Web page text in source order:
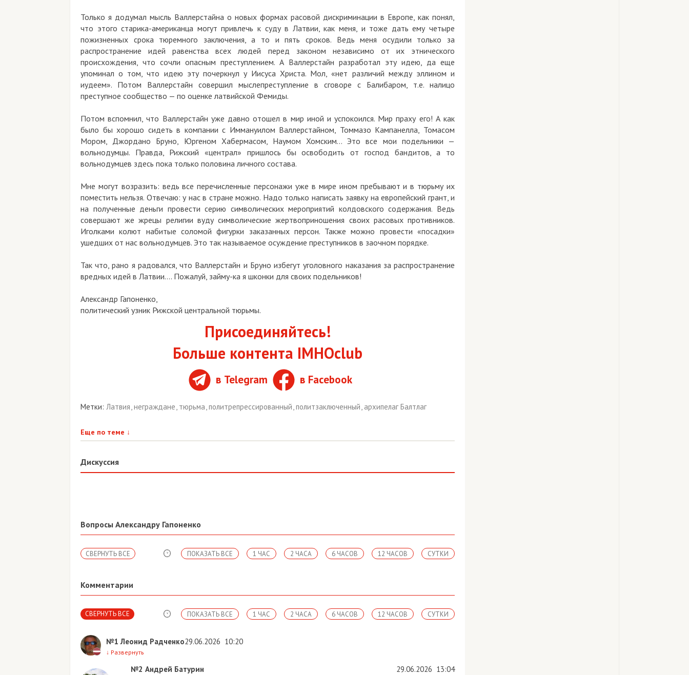
Только я додумал мысль Валлерстайна о новых формах расовой дискриминации в Европе, как понял,
что этого старика-американца могут привлечь к суду в Латвии, как меня, и тоже дать ему четыре
пожизненных срока тюремного заключения, а то и пять сроков. Ведь меня осудили только за
распространение идей равенства всех людей перед законом независимо от их этнического
происхождения, что сочли опасным преступлением. А Валлерстайн разработал эту идею, да еще
упоминал о том, что идею эту почеркнул у Иисуса Христа. Мол, «нет различий между эллином и
иудеем». Потом Валлерстайн совершил мыслепреступление в сговоре с Балибаром, т.е. налицо
преступное сообщество — по оценке латвийской Фемиды.
Потом вспомнил, что Валлерстайн уже давно отошел в мир иной и успокоился. Мир праху его! А как
было бы хорошо сидеть в компании с Иммануилом Валлерстайном, Томмазо Кампанелла, Томасом
Мором, Джордано Бруно, Юргеном Хабермасом, Наумом Хомским… Это все мои подельники —
вольнодумцы. Правда, Рижский «централ» пришлось бы освободить от господ бандитов, а то
вольнодумцев здесь пока только половина личного состава.
Мне могут возразить: ведь все перечисленные персонажи уже в мире ином пребывают и в тюрьму их
поместить нельзя. Отвечаю: у нас в стране можно. Надо только написать заявку на европейский грант, и
на полученные деньги провести серию символических мероприятий колдовского содержания. Ведь
совершают же жрецы религии вуду символические жертвоприношения своих расовых противников.
Иголками колют набитые соломой фигурки заказанных персон. Также можно провести «посадки»
ушедших от нас вольнодумцев. Это так называемое осуждение преступников в заочном порядке.
Так что, рано я радовался, что Валлерстайн и Бруно избегут уголовного наказания за распространение
вредных идей в Латвии…. Пожалуй, займу-ка я шконки для своих подельников!
Александр Гапоненко,
политический узник Рижской центральной тюрьмы.
Присоединяйтесь!
Больше контента IMHOclub
в Telegram в Facebook
Метки: Латвия неграждане тюрьма политрепрессированный политзаключенный архипелаг Балтлаг
Еще по теме ↓
Дискуссия
Вопросы Александру Гапоненко
СВЕРНУТЬ ВСЕ СУТКИ
12 ЧАСОВ
6 ЧАСОВ
2 ЧАСА
1 ЧАС
ПОКАЗАТЬ ВСЕ
Комментарии
СВЕРНУТЬ ВСЕ СУТКИ
12 ЧАСОВ
6 ЧАСОВ
2 ЧАСА
1 ЧАС
ПОКАЗАТЬ ВСЕ
№1 Леонид Радченко29.06.2026 10:20
↓ Развернуть
№2 Андрей Батурин 29.06.2026 13:04